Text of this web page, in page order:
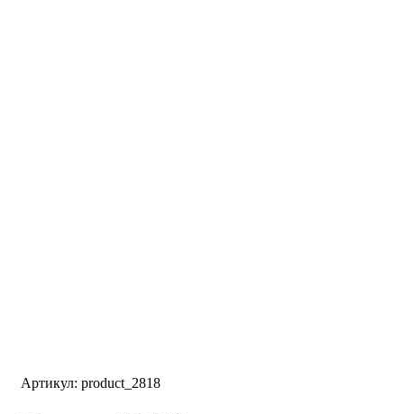
Артикул: product_2818